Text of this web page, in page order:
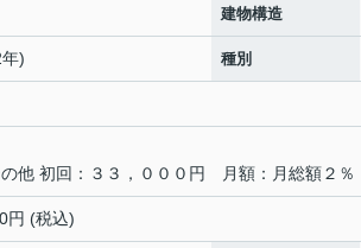
建物構造
) 種別
他 初回：３３，０００円 月額：月総額２％
円 (税込)